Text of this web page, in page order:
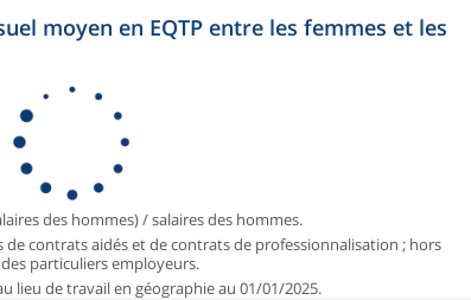
moyen en EQTP entre les femmes et les
des hommes) / salaires des hommes.
de contrats aidés et de contrats de professionnalisation ; hors
particuliers employeurs.
lieu de travail en géographie au 01/01/2025.